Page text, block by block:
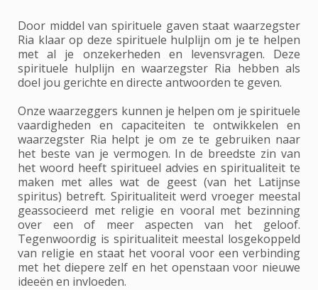
Door middel van spirituele gaven staat waarzegster
Ria klaar op deze spirituele hulplijn om je te helpen
met al je onzekerheden en levensvragen. Deze
spirituele hulplijn en waarzegster Ria hebben als
doel jou gerichte en directe antwoorden te geven.
Onze waarzeggers kunnen je helpen om je spirituele
vaardigheden en capaciteiten te ontwikkelen en
waarzegster Ria helpt je om ze te gebruiken naar
het beste van je vermogen. In de breedste zin van
het woord heeft spiritueel advies en spiritualiteit te
maken met alles wat de geest (van het Latijnse
spiritus) betreft. Spiritualiteit werd vroeger meestal
geassocieerd met religie en vooral met bezinning
over een of meer aspecten van het geloof.
Tegenwoordig is spiritualiteit meestal losgekoppeld
van religie en staat het vooral voor een verbinding
met het diepere zelf en het openstaan voor nieuwe
ideeën en invloeden.